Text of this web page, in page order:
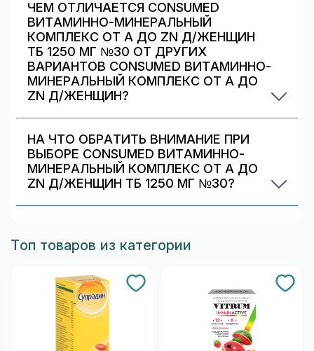
ЧЕМ ОТЛИЧАЕТСЯ CONSUMED
ВИТАМИННО-МИНЕРАЛЬНЫЙ
КОМПЛЕКС ОТ A ДО ZN Д/ЖЕНЩИН
ТБ 1250 МГ №30 ОТ ДРУГИХ
ВАРИАНТОВ CONSUMED ВИТАМИННО-
МИНЕРАЛЬНЫЙ КОМПЛЕКС ОТ A ДО
ZN Д/ЖЕНЩИН?
«Формы выпуска» можно сравнить цены и
наличие в Химках.
НА ЧТО ОБРАТИТЬ ВНИМАНИЕ ПРИ
ВЫБОРЕ CONSUMED ВИТАМИННО-
МИНЕРАЛЬНЫЙ КОМПЛЕКС ОТ A ДО
ZN Д/ЖЕНЩИН ТБ 1250 МГ №30?
карточке товара. При сомнениях
Топ товаров из категории